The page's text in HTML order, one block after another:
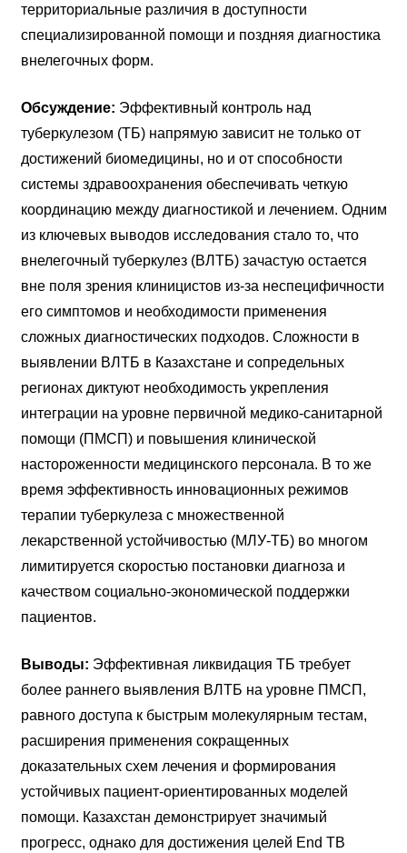
территориальные различия в доступности
специализированной помощи и поздняя диагностика
внелегочных форм.
Обсуждение: Эффективный контроль над
туберкулезом (ТБ) напрямую зависит не только от
достижений биомедицины, но и от способности
системы здравоохранения обеспечивать четкую
координацию между диагностикой и лечением. Одним
из ключевых выводов исследования стало то, что
внелегочный туберкулез (ВЛТБ) зачастую остается
вне поля зрения клиницистов из-за неспецифичности
его симптомов и необходимости применения
сложных диагностических подходов. Сложности в
выявлении ВЛТБ в Казахстане и сопредельных
регионах диктуют необходимость укрепления
интеграции на уровне первичной медико-санитарной
помощи (ПМСП) и повышения клинической
настороженности медицинского персонала. В то же
время эффективность инновационных режимов
терапии туберкулеза с множественной
лекарственной устойчивостью (МЛУ-ТБ) во многом
лимитируется скоростью постановки диагноза и
качеством социально-экономической поддержки
пациентов.
Выводы: Эффективная ликвидация ТБ требует
более раннего выявления ВЛТБ на уровне ПМСП,
равного доступа к быстрым молекулярным тестам,
расширения применения сокращенных
доказательных схем лечения и формирования
устойчивых пациент-ориентированных моделей
помощи. Казахстан демонстрирует значимый
прогресс, однако для достижения целей End TB